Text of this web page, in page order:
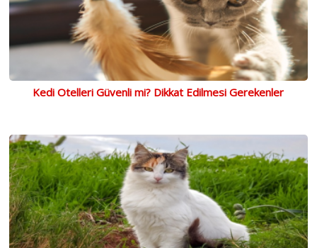
Kedi Otelleri Güvenli mi? Dikkat Edilmesi Gerekenler